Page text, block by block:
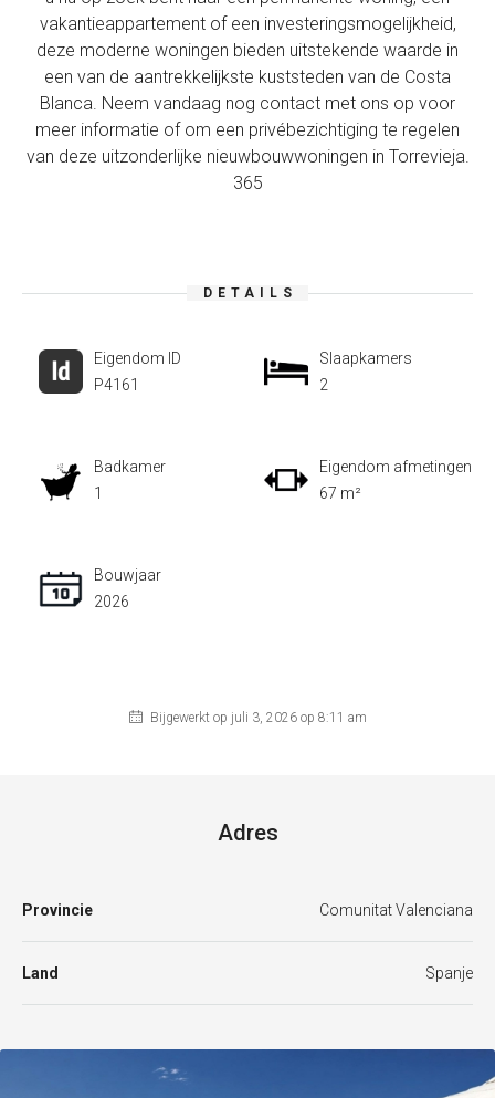
vakantieappartement of een investeringsmogelijkheid,
deze moderne woningen bieden uitstekende waarde in
een van de aantrekkelijkste kuststeden van de Costa
Blanca. Neem vandaag nog contact met ons op voor
meer informatie of om een privébezichtiging te regelen
van deze uitzonderlijke nieuwbouwwoningen in Torrevieja.
365
DETAILS
Eigendom ID
P4161
Slaapkamers
2
Badkamer
1
Eigendom afmetingen
67 m²
Bouwjaar
2026
Bijgewerkt op juli 3, 2026 op 8:11 am
Adres
Provincie Comunitat Valenciana
Land Spanje